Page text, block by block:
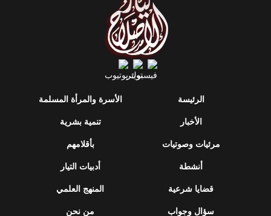
الرئيسة
الأخبار
مرئيات وصوتيات
أنشطة
قضايا شرعية
سؤال وجواب
الأسرة والمرأة المسلمة
تنمية بشرية
بأقلامهم
أدبيات التيار
المنهج العلمي
من نحن